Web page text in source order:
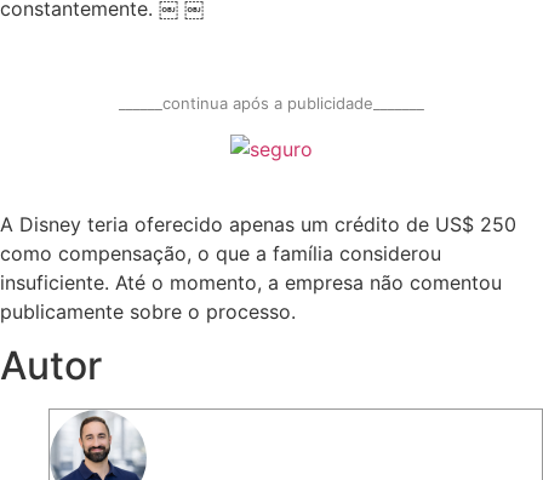
constantemente. ￼ ￼
______continua após a publicidade_______
A Disney teria oferecido apenas um crédito de US$ 250
como compensação, o que a família considerou
insuficiente. Até o momento, a empresa não comentou
publicamente sobre o processo.
Autor